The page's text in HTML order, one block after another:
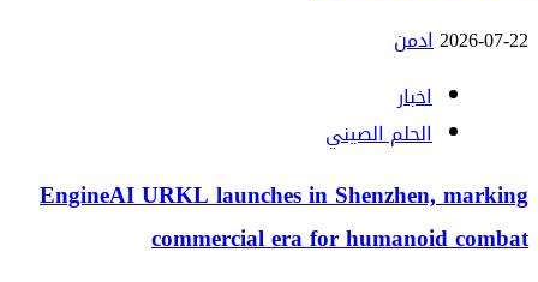
2026-07-22ادمن
اخبار
الحلم الصيني
EngineAI URKL launches in Shenzhen, marking
commercial era for humanoid combat